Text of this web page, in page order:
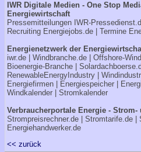
IWR Digitale Medien - One Stop
Energiewirtschaft
Pressemitteilungen IWR-
Recruiting Energiejobs.de | Termine
Energienetzwerk der
iwr.de
Windbranche.de Offshore-
Bioenergie-Branche
RenewableEnergyIndustry
Energiefirmen
Energiespeicher
Windkalender
Stromkalender
Verbraucherportale Energie - Strom-
Strompreisrechner.de
Stromtarife.de
Energiehandwerker.de
<< zurück